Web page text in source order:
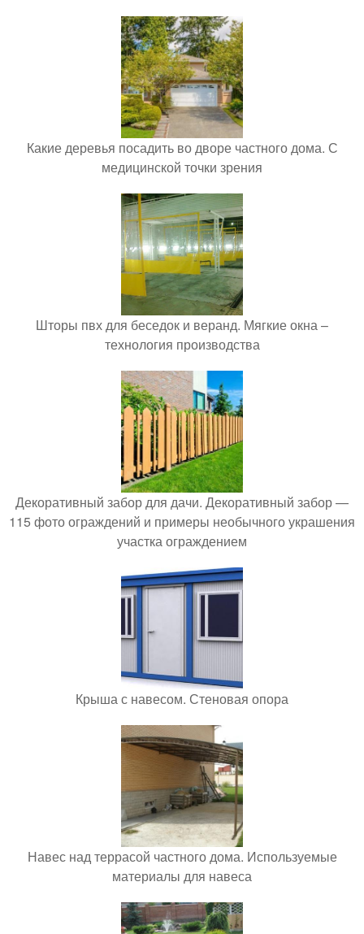
Какие деревья посадить во дворе частного дома. С
медицинской точки зрения
Шторы пвх для беседок и веранд. Мягкие окна –
технология производства
Декоративный забор для дачи. Декоративный забор —
115 фото ограждений и примеры необычного украшения
участка ограждением
Крыша с навесом. Стеновая опора
Навес над террасой частного дома. Используемые
материалы для навеса